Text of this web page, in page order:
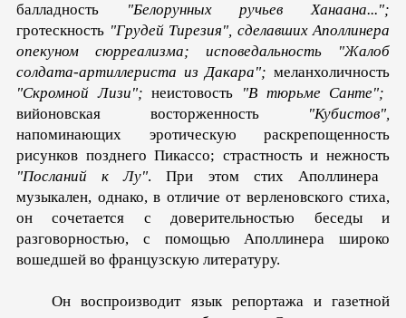
балладность "Белорунных ручьев Ханаана...";
гротескность "Грудей Тирезия", сделавших Аполлинера
опекуном сюрреализма; исповедальность "Жалоб
солдата-артиллериста из Дакара"; меланхоличность
"Скромной Лизи";неистовость "В тюрьме Санте";
вийоновская восторженность"Кубистов",
напоминающих эротическую раскрепощенность
рисунков позднего Пикассо; страстность и нежность
"Посланий к Лу". При этом стих Аполлинера
музыкален, однако, в отличие от верленовского стиха,
он сочетается с доверительностью беседы и
разговорностью, с помощью Аполлинера широко
вошедшей во французскую литературу.
Он воспроизводит язык репортажа и газетной